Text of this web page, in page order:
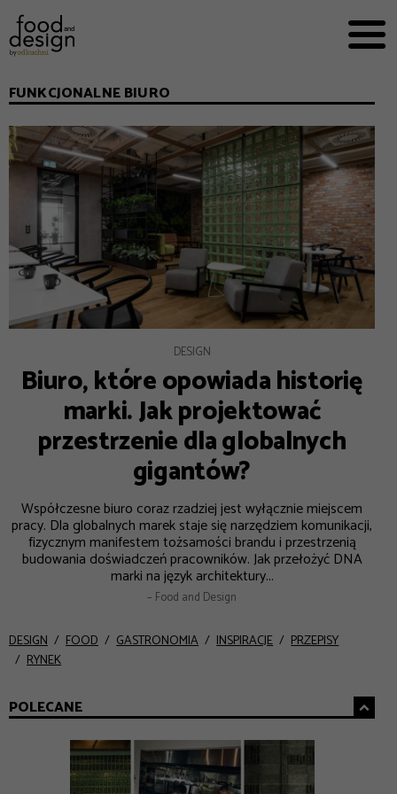


EKSPERCI
FOOD WORKING
E-BOOKI
O NAS
REKLAMA
FUNKCJONALNE BIURO
DESIGN
Biuro, które opowiada historię
marki. Jak projektować
przestrzenie dla globalnych
gigantów?
Współczesne biuro coraz rzadziej jest wyłącznie miejscem
pracy. Dla globalnych marek staje się narzędziem komunikacji,
fizycznym manifestem tożsamości brandu i przestrzenią
budowania doświadczeń pracowników. Jak przełożyć DNA
marki na język architektury...
– Food and Design
DESIGN FOOD GASTRONOMIA INSPIRACJE
PRZEPISY
RYNEK
POLECANE